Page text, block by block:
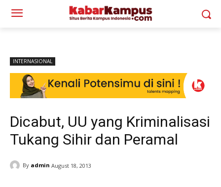
INTERNASIONAL
Dicabut, UU yang Kriminalisasi
Tukang Sihir dan Peramal
By admin August 18, 2013